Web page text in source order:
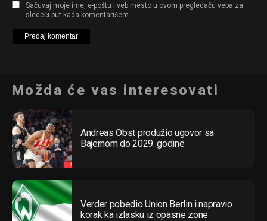
Sačuvaj moje ime, e-poštu i veb mesto u ovom pregledaču veba za
sledeći put kada komentarišem.
Možda će vas interesovati
Andreas Obst produžio ugovor sa
Bajernom do 2029. godine
Verder pobedio Union Berlin i napravio
korak ka izlasku iz opasne zone